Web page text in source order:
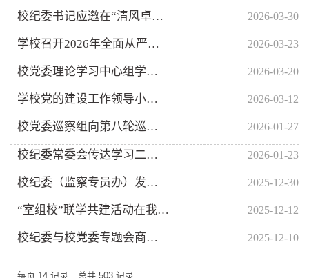
校纪委书记应邀在“清风卓见”大课堂作经验交流 2026-03-30
学校召开2026年全面从严治党工作会议 2026-03-23
校党委理论学习中心组学习会学习习近平总书记关于树立和践行正确... 2026-03-20
学校党的建设工作领导小组（扩大）会议召开 2026-03-12
校党委巡察组向第八轮巡察的3个单位党委反馈情况 2026-01-27
校纪委常委会传达学习二十届中央纪委五次全会精神 2026-01-23
校纪委（监察专员办）发出元旦春节廉政工作提示 2025-12-30
“室组校”联学共建活动在我校召开 2025-12-12
校纪委与校党委专题会商集中整治群众身边不正之风和腐败问题 2025-12-10
每页 14 记录 总共 503 记录